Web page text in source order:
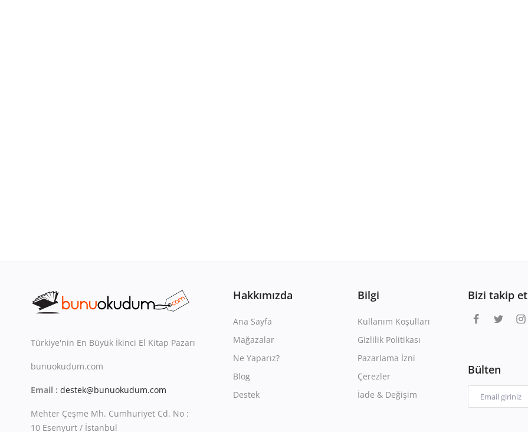
Türkiye'nin En Büyük İkinci El Kitap Pazarı
bunuokudum.com
Email : destek@bunuokudum.com
Mehter Çeşme Mh. Cumhuriyet Cd. No :
10 Esenyurt / İstanbul
Hakkımızda
Ana Sayfa
Mağazalar
Ne Yaparız?
Blog
Destek
Bilgi
Kullanım Koşulları
Gizlilik Politikası
Pazarlama İzni
Çerezler
İade & Değişim
Bizi takip et
Bülten